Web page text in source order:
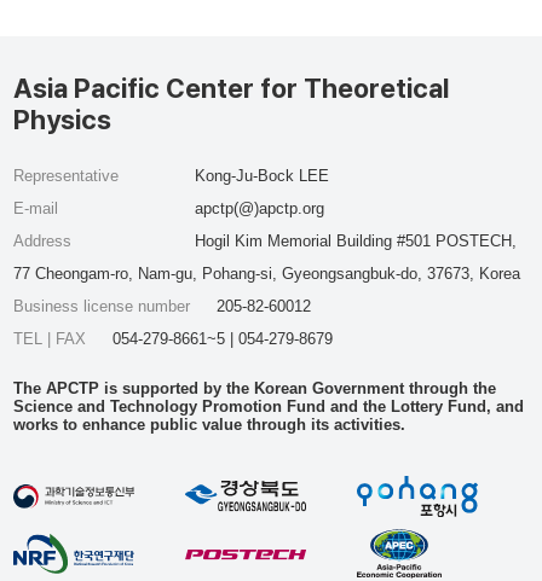
Asia Pacific Center for Theoretical
Physics
Representative
Kong-Ju-Bock LEE
E-mail
apctp(@)apctp.org
Address
Hogil Kim Memorial Building #501 POSTECH,
77 Cheongam-ro, Nam-gu, Pohang-si, Gyeongsangbuk-do, 37673, Korea
Business license number
205-82-60012
TEL | FAX
054-279-8661~5 | 054-279-8679
The APCTP is supported by the Korean Government through the
Science and Technology Promotion Fund and the Lottery Fund, and
works to enhance public value through its activities.